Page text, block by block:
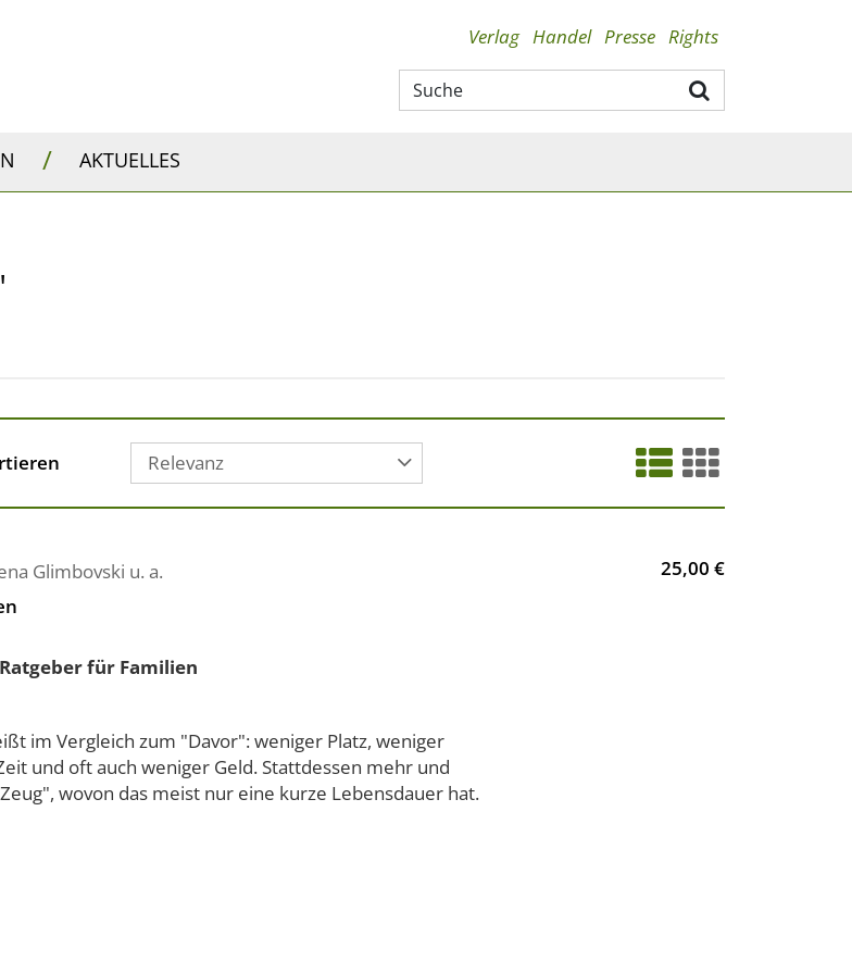
Verlag Handel Presse Rights
/ AKTUELLES
Relevanz
Glimbovski u. a.
für Familien
im Vergleich zum "Davor": weniger Platz, weniger
und oft auch weniger Geld. Stattdessen mehr und
wovon das meist nur eine kurze Lebensdauer hat.
25,00 €